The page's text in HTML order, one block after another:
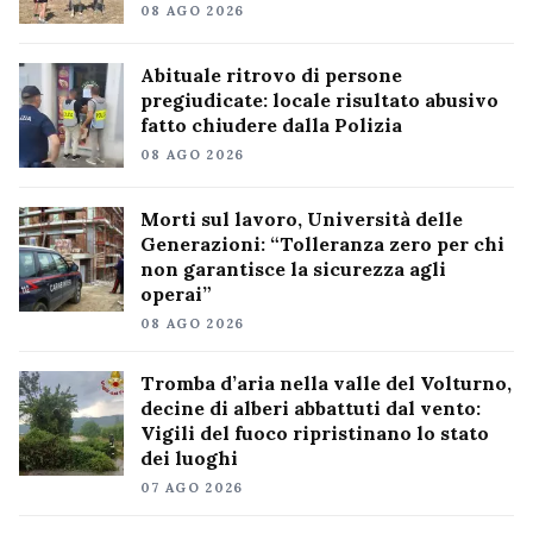
08 AGO 2026
Abituale ritrovo di persone
pregiudicate: locale risultato abusivo
fatto chiudere dalla Polizia
08 AGO 2026
Morti sul lavoro, Università delle
Generazioni: “Tolleranza zero per chi
non garantisce la sicurezza agli
operai”
08 AGO 2026
Tromba d’aria nella valle del Volturno,
decine di alberi abbattuti dal vento:
Vigili del fuoco ripristinano lo stato
dei luoghi
07 AGO 2026